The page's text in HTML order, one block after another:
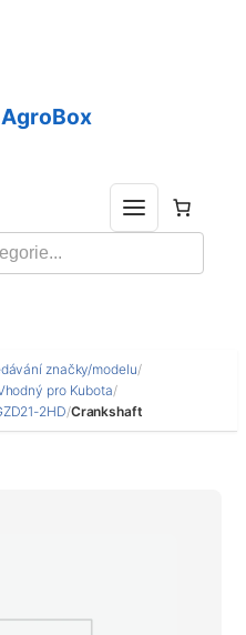
AgroBox
značky/modelu/
pro Kubota/
2HD/Crankshaft